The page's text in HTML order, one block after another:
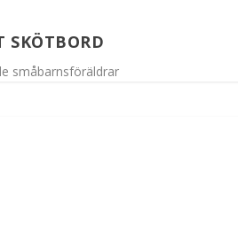
SKÖTBORD
småbarnsföräldrar